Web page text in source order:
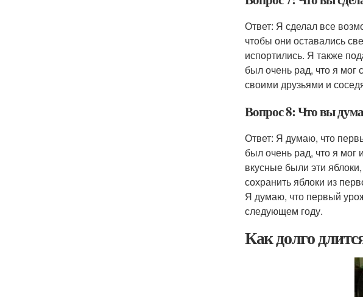
Ответ: Я сделал все
чтобы они оставались
испортились. Я также
был очень рад, что я мог
своими друзьями и
Вопрос 8: Что вы
Ответ: Я думаю, что
был очень рад, что я мог
вкусные были эти
сохранить яблоки из
Я думаю, что первый
следующем году.
Как долго